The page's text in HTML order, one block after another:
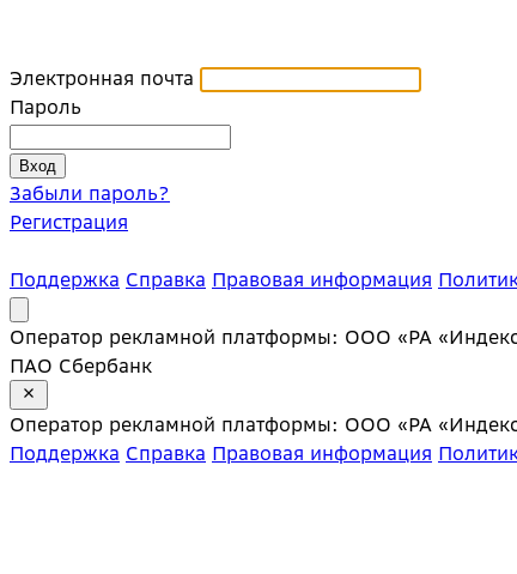
Электронная почта
Пароль
Забыли пароль?
Регистрация
Поддержка Справка Правовая информация
Оператор рекламной платформы: ООО «РА
ПАО Сбербанк
Оператор рекламной платформы: ООО «РА
Поддержка Справка Правовая информация